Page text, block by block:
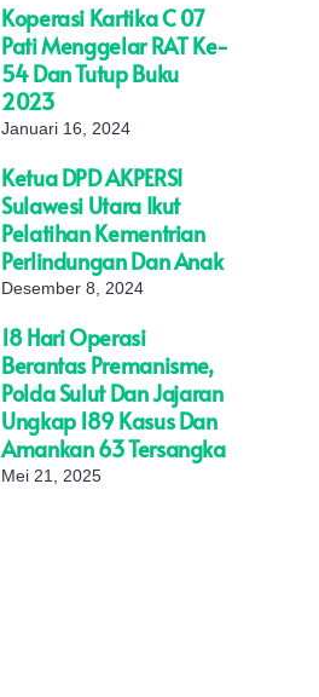
Koperasi Kartika C 07
Pati Menggelar RAT Ke-
54 Dan Tutup Buku
2023
Januari 16, 2024
Ketua DPD AKPERSI
Sulawesi Utara Ikut
Pelatihan Kementrian
Perlindungan Dan Anak
Desember 8, 2024
18 Hari Operasi
Berantas Premanisme,
Polda Sulut Dan Jajaran
Ungkap 189 Kasus Dan
Amankan 63 Tersangka
Mei 21, 2025